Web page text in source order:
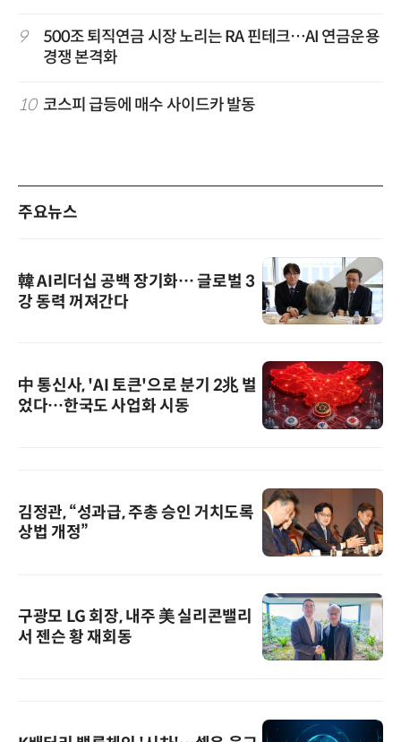
9
500조 퇴직연금 시장 노리는 RA 핀테크…AI 연금운용
경쟁 본격화
10 코스피 급등에 매수 사이드카 발동
주요뉴스
韓 AI리더십 공백 장기화… 글로벌 3
강 동력 꺼져간다
中 통신사, 'AI 토큰'으로 분기 2兆 벌
었다…한국도 사업화 시동
김정관, “성과급, 주총 승인 거치도록
상법 개정”
구광모 LG 회장, 내주 美 실리콘밸리
서 젠슨 황 재회동